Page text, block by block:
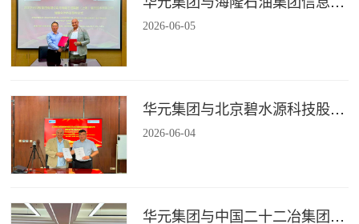
2026-06-05
华元集团与北京碧水源科技股份有限公司签署战略合作协议
2026-06-04
华元集团与中国二十二冶集团有限公司装配式建筑分公司签署战略合作协议